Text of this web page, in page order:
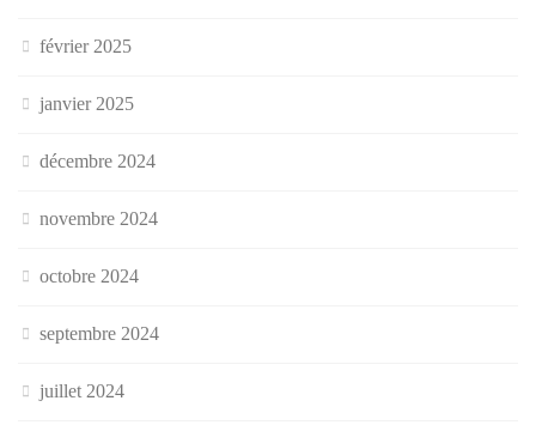
février 2025
janvier 2025
décembre 2024
novembre 2024
octobre 2024
septembre 2024
juillet 2024